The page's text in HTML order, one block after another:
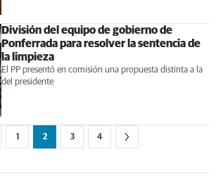
División del equipo de gobierno de
Ponferrada para resolver la sentencia de
la limpieza
El PP presentó en comisión una propuesta distinta a la
del presidente
1 2 3 4